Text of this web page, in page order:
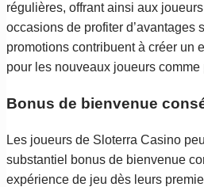
régulières, offrant ainsi aux
occasions de profiter d’avantages
promotions contribuent à créer un
pour les nouveaux joueurs
Bonus de bienvenue
Les joueurs de Sloterra Casino
substantiel bonus de bienvenue
expérience de jeu dès leurs